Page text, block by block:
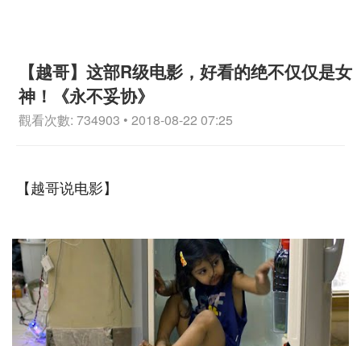
【越哥】这部R级电影，好看的绝不仅仅是女
神！《永不妥协》
觀看次數: 734903 • 2018-08-22 07:25
【越哥说电影】